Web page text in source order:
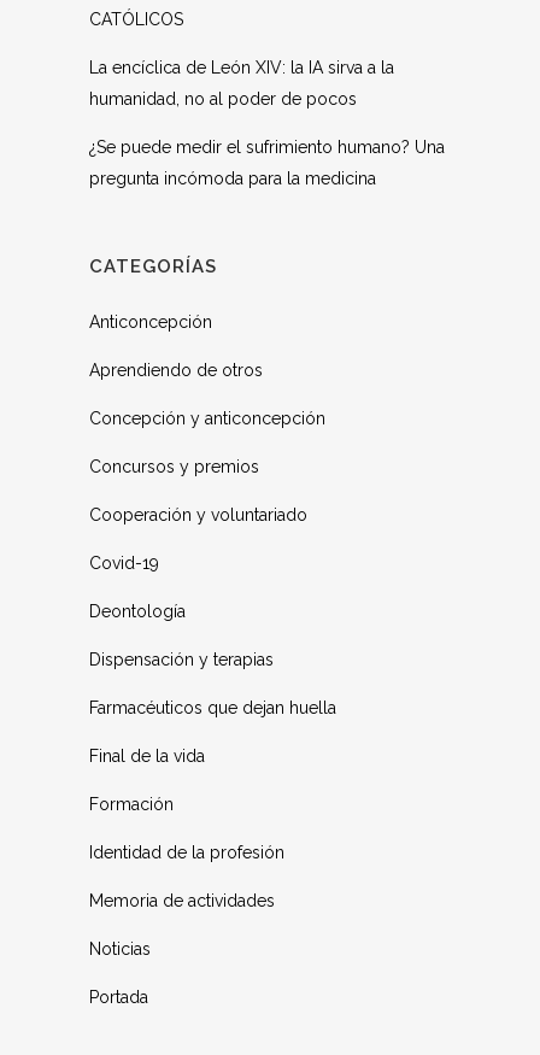
CATÓLICOS
La encíclica de León XIV: la IA sirva a la
humanidad, no al poder de pocos
¿Se puede medir el sufrimiento humano? Una
pregunta incómoda para la medicina
CATEGORÍAS
Anticoncepción
Aprendiendo de otros
Concepción y anticoncepción
Concursos y premios
Cooperación y voluntariado
Covid-19
Deontología
Dispensación y terapias
Farmacéuticos que dejan huella
Final de la vida
Formación
Identidad de la profesión
Memoria de actividades
Noticias
Portada